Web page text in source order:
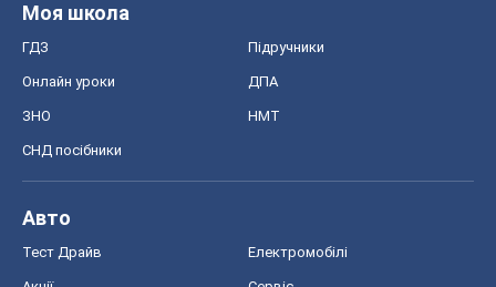
Моя школа
ГДЗ Підручники
Онлайн уроки ДПА
ЗНО НМТ
СНД посібники
Авто
Тест Драйв Електромобілі